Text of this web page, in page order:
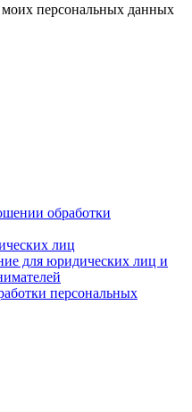
моих персональных данных
обработки
лиц
для юридических лиц и
персональных